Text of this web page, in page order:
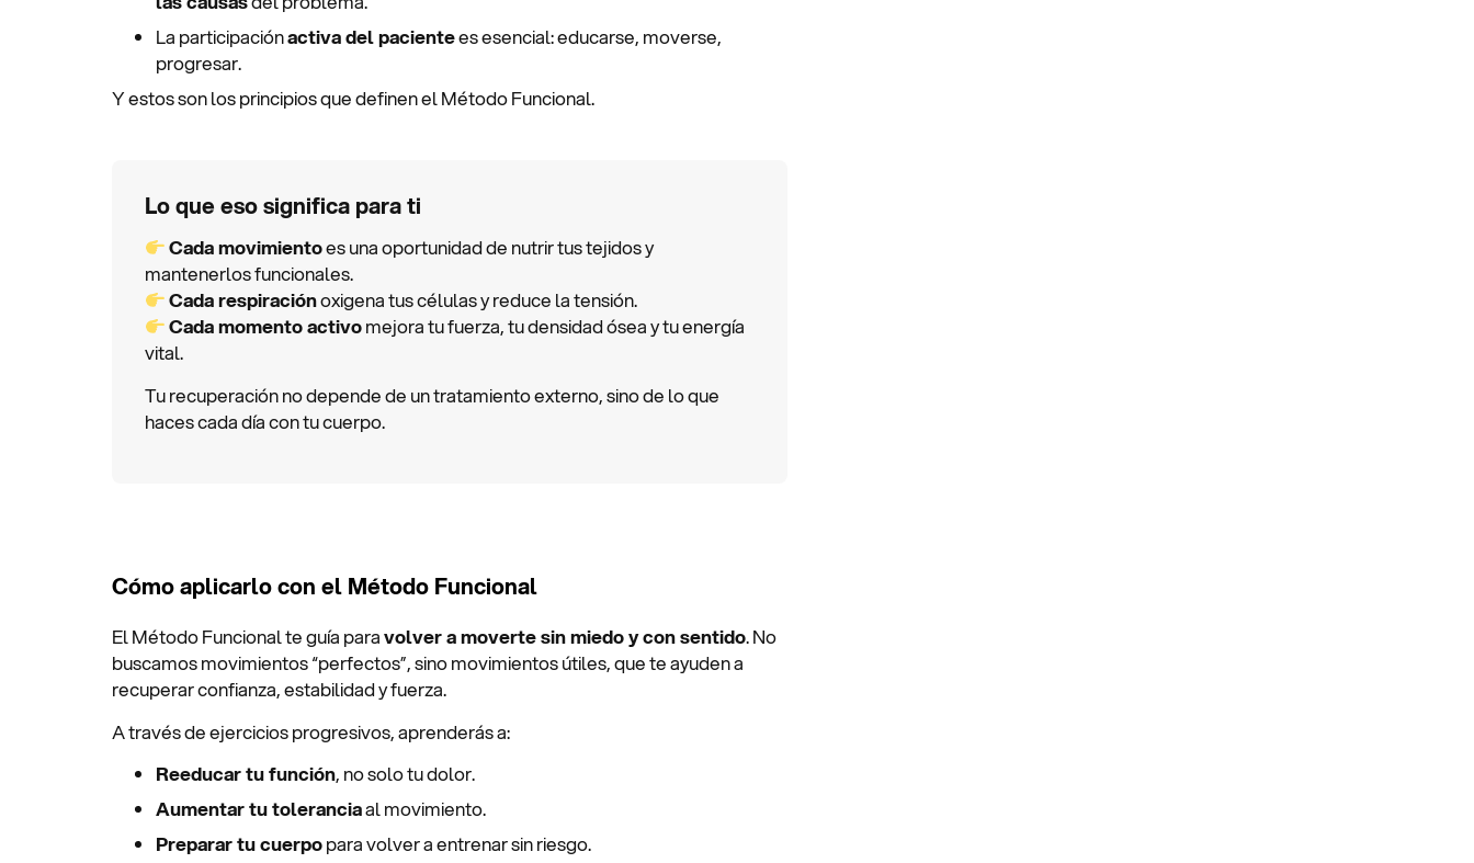
La participaciónactiva del pacientees esencial: educarse, moverse,
progresar.
Y estos son los principios que definen el Método Funcional.
Lo que eso significa para ti
Cada movimientoes una oportunidad de nutrir tus tejidos y
mantenerlos funcionales.
Cada respiraciónoxigena tus células y reduce la tensión.
Cada momento activomejora tu fuerza, tu densidad ósea y tu energía
vital.
Tu recuperación no depende de un tratamiento externo, sino de lo que
haces cada día con tu cuerpo.
Cómo aplicarlo con el Método Funcional
El Método Funcional te guía paravolver a moverte sin miedo y con sentido. No
buscamos movimientos “perfectos”, sino movimientos útiles, que te ayuden a
recuperar confianza, estabilidad y fuerza.
A través de ejercicios progresivos, aprenderás a:
Reeducar tu función, no solo tu dolor.
Aumentar tu toleranciaal movimiento.
Preparar tu cuerpopara volver a entrenar sin riesgo.